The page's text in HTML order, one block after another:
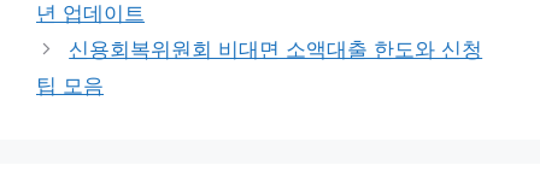
년 업데이트
신용회복위원회 비대면 소액대출 한도와 신청
팁 모음